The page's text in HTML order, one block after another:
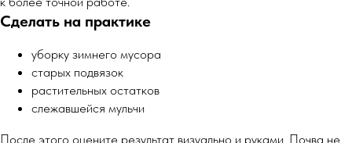
Сделать на практике
уборку зимнего мусора
старых подвязок
растительных остатков
слежавшейся мульчи
После этого оцените результат визуально и руками. Почва не